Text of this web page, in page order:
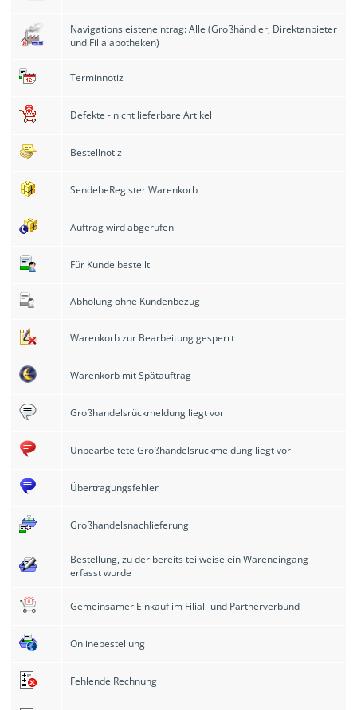
Navigationsleisteneintrag: Alle (Großhändler, Direktanbieter
und Filialapotheken)
Terminnotiz
Defekte - nicht lieferbare Artikel
Bestellnotiz
SendebeRegister Warenkorb
Auftrag wird abgerufen
Für Kunde bestellt
Abholung ohne Kundenbezug
Warenkorb zur Bearbeitung gesperrt
Warenkorb mit Spätauftrag
Großhandelsrückmeldung liegt vor
Unbearbeitete Großhandelsrückmeldung liegt vor
Übertragungsfehler
Großhandelsnachlieferung
Bestellung, zu der bereits teilweise ein Wareneingang
erfasst wurde
Gemeinsamer Einkauf im Filial- und Partnerverbund
Onlinebestellung
Fehlende Rechnung